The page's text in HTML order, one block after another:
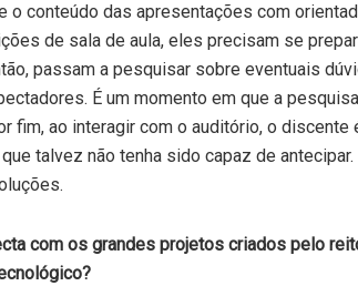
o conteúdo das apresentações com
de sala de aula, eles precisam se
passam a pesquisar sobre eventuais
É um momento em que a
fim, ao interagir com o auditório, o
talvez não tenha sido capaz de
com os grandes projetos criados pelo